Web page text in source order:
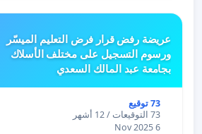
عريضة رفض قرار فرض التعليم الميسّر
ورسوم التسجيل على مختلف الأسلاك
بجامعة عبد المالك السعدي
73 توقيع
73 التوقيعات / 12 أشهر
6 Nov 2025